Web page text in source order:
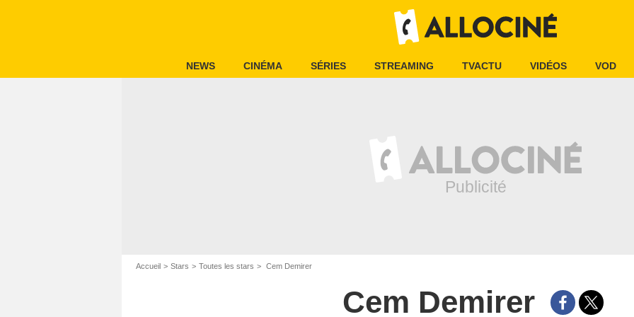
NEWS CINÉMA SÉRIES STREAMING TVACTU VIDÉOS VOD
Accueil Stars Toutes les stars Cem Demirer
Cem Demirer